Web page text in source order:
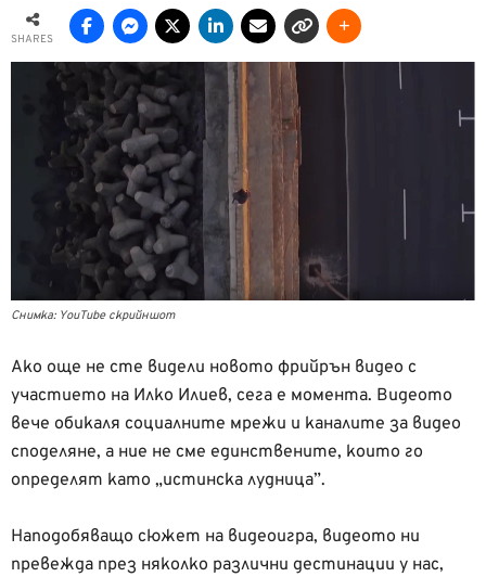
SHARES
Снимка: YouTube скрийншот
Ако още не сте видели новото фрийрън видео с
участието на Илко Илиев, сега е момента. Видеото
вече обикаля социалните мрежи и каналите за видео
споделяне, а ние не сме единствените, които го
определят като „истинска лудница”.
Наподобяващо сюжет на видеоигра, видеото ни
превежда през няколко различни дестинации у нас,